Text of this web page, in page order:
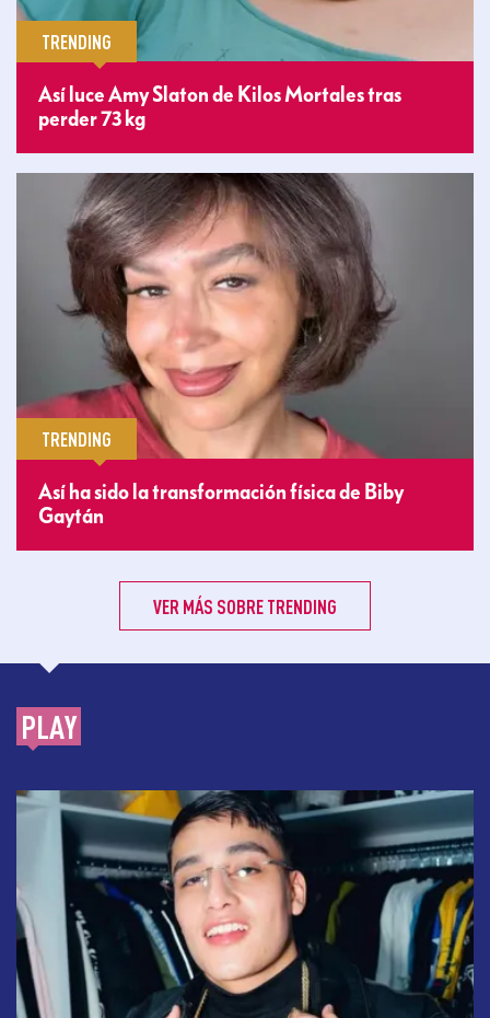
TRENDING
Así luce Amy Slaton de Kilos Mortales tras
perder 73 kg
TRENDING
Así ha sido la transformación física de Biby
Gaytán
VER MÁS SOBRE TRENDING
PLAY